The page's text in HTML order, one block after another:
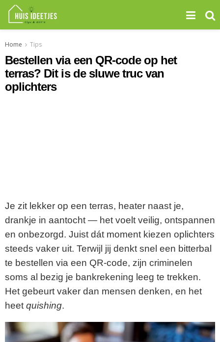
Home Tips
Bestellen via een QR-code op het
terras? Dit is de sluwe truc van
oplichters
Je zit lekker op een terras, heater naast je,
drankje in aantocht — het voelt veilig, ontspannen
en onbezorgd. Juist dát moment kiezen oplichters
steeds vaker uit. Terwijl jij denkt snel een bitterbal
te bestellen via een QR-code, zijn criminelen
soms al bezig je bankrekening leeg te trekken.
Het gebeurt vaker dan mensen denken, en het
heet quishing.